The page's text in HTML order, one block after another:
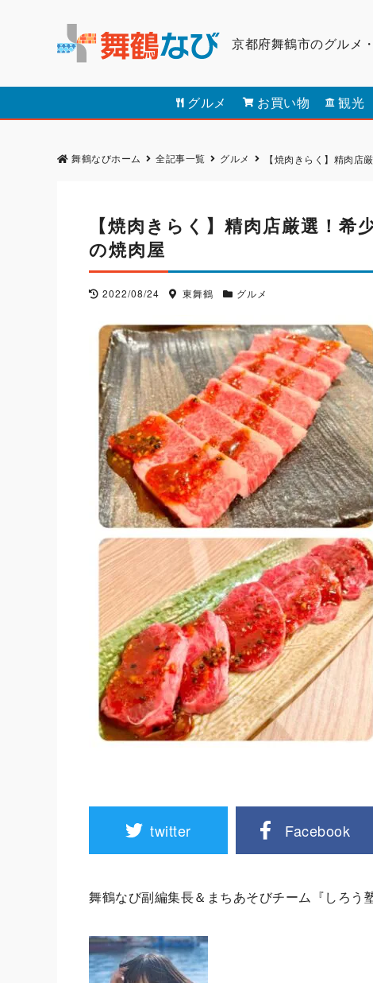
京都府舞鶴市のグルメ
グルメ お買い物 観光
舞鶴なびホーム 全記事一覧 グルメ 【焼肉きらく】精肉店
【焼肉きらく】精肉店厳選！
の焼肉屋
2022/08/24 東舞鶴 グルメ
twitter Facebook
舞鶴なび副編集長＆まちあそびチーム『しろう